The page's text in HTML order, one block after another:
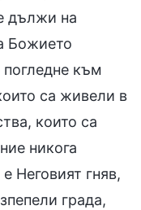
дължи на
Божието
към
са живели в
които са
никога
Неговият гняв,
града,